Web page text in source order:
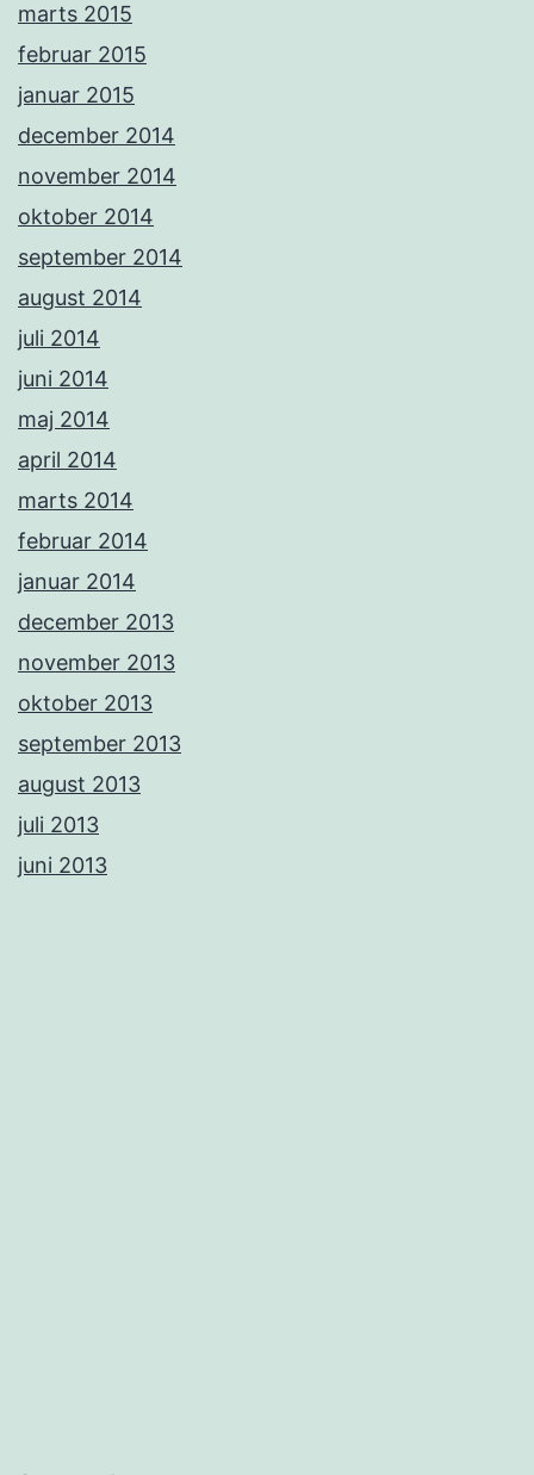
marts 2015
februar 2015
januar 2015
december 2014
november 2014
oktober 2014
september 2014
august 2014
juli 2014
juni 2014
maj 2014
april 2014
marts 2014
februar 2014
januar 2014
december 2013
november 2013
oktober 2013
september 2013
august 2013
juli 2013
juni 2013